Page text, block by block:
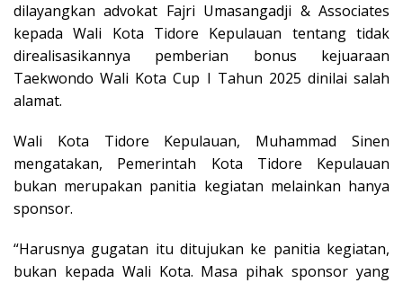
dilayangkan advokat Fajri Umasangadji & Associates
kepada Wali Kota Tidore Kepulauan tentang tidak
direalisasikannya pemberian bonus kejuaraan
Taekwondo Wali Kota Cup I Tahun 2025 dinilai salah
alamat.
Wali Kota Tidore Kepulauan, Muhammad Sinen
mengatakan, Pemerintah Kota Tidore Kepulauan
bukan merupakan panitia kegiatan melainkan hanya
sponsor.
“Harusnya gugatan itu ditujukan ke panitia kegiatan,
bukan kepada Wali Kota. Masa pihak sponsor yang